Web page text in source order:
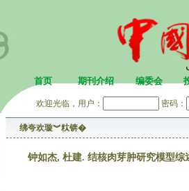
首页 期刊介绍 编委会
欢迎光临，用户： 密码：
绋夸欢璇︾粏锛�
钟如杰, 杜建. 结核肉芽肿研究模型综